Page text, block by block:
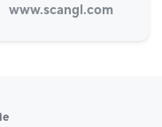
www.scangl.com